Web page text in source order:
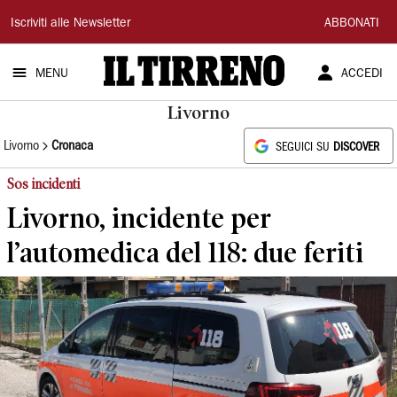
Il
Tirreno
Iscriviti alle Newsletter ABBONATI
MENU ACCEDI
Livorno
Livorno Cronaca SEGUICI SU DISCOVER
Sos incidenti
Livorno, incidente per
l’automedica del 118: due feriti